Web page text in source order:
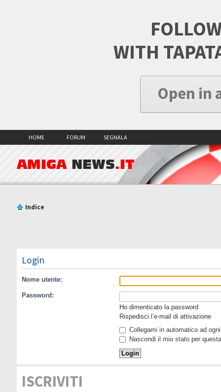
WITH
Open in
HOME FORUM SEGNALA
AMIGA NEWS.IT
Indice
Login
Nome utente:
Password:
Ho dimenticato la password
Rispedisci l’e-mail di attivazione
Collegami in automatico ad
Nascondi il mio stato per
ISCRIVITI